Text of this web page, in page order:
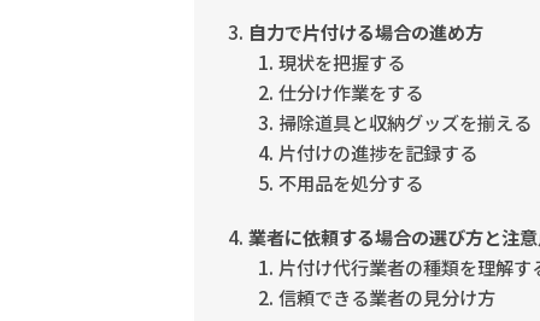
自力で片付ける場合の進め方
現状を把握する
仕分け作業をする
掃除道具と収納グッズを揃える
片付けの進捗を記録する
不用品を処分する
業者に依頼する場合の選び方と注
片付け代行業者の種類を理解す
信頼できる業者の見分け方